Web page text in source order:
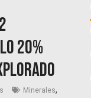
20%
Minerales,